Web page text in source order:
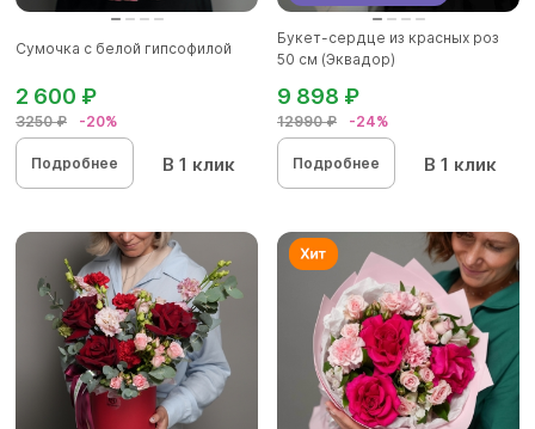
Сумочка с белой гипсофилой
3250 ₽ -20%
2 600 ₽
Подробнее В 1 клик
Букет-сердце из красных роз
50 см (Эквадор)
12990 ₽ -24%
9 898 ₽
Подробнее В 1 клик